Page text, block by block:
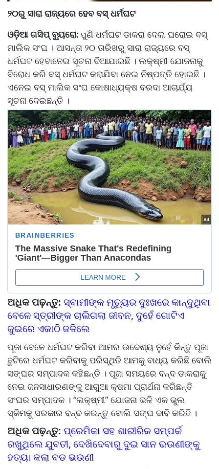
୨୦ରୁ ସାରା ରାଜ୍ୟରେ ହେବ ବସ୍‌ ଧର୍ମଘଟ
ଓଡ଼ିଆ ଗସିପ୍ ବ୍ୟୁରୋ: ପୁଣି ଧର୍ମଘଟ ଡାକରା ଦେଲା ଘରୋଇ ବସ୍‌
ମାଲିକ ସଂଘ । ଆସନ୍ତା ୨୦ ତାରିଖରୁ ସାରା ରାଜ୍ୟରେ ବସ୍‌
ଧର୍ମଘଟ ହେବାନେଇ ସୂଚନା ଦିଆଯାଇଛି । ଲକ୍ଷ୍ମୀ ଯୋଜନାକୁ
ବିରୋଧ କରି ବସ୍‌ ଧର୍ମଘଟ କରାଯିବା ନେଇ ନିଷ୍ପତ୍ତି ହୋଇଛି ।
ଏନେଇ ବସ୍‌ ମାଲିକ ସଂଘ କୋଷାଧ୍ୟକ୍ଷ ବରଦା ଆଚାର୍ଯ୍ୟ
ସୂଚନା ଦେଇଛନ୍ତି ।
ଅଧିକ ପଢ଼ନ୍ତୁ: ସ୍ବାମୀଙ୍କ ମୃତ୍ୟୁର ଦୁଃଖରେ କାନ୍ଦୁଥିବା
ବେଳେ ସ୍ତ୍ରୀଙ୍କ ଚାଲିଗଲା ଜୀବନ, ଦୁହେଁ ଗୋଟିଏ
ଜୁଇରେ ଏକାଠି ଜଳିଲେ
ପୂଜା ବେଳେ ଧର୍ମଘଟ କରିବା ଆମର ଉଦେଶ୍ୟ ନୁହେଁ କିନ୍ତୁ ପୂଜା
ଛୁଟିରେ ଧର୍ମଘଟ କରିବାକୁ ପରିସ୍ଥିତି ଆମକୁ ବାଧ୍ୟ କରିଛି ବୋଲି
ସଙ୍ଘର ସମ୍ପାଦକ କହିଛନ୍ତି । ପୂଜା ସମୟରେ ବନ୍ଦ ଡାକରାକୁ
ନେଇ ଜନସାଧାରଣଙ୍କୁ ଆଗୁଆ କ୍ଷମା ପ୍ରାର୍ଥନା କରିଛନ୍ତି
ସଂଘର ସମ୍ପାଦକ । “ଲକ୍ଷ୍ମୀ” ଯୋଜନା ଭଳି ଏକ ଭୁଲ
ସ୍କିମକୁ ସରକାର ବନ୍ଦ କରନ୍ତୁ ବୋଲି ସଙ୍ଘ ଦାବି କରିଛି ।
ଅଧିକ ପଢ଼ନ୍ତୁ: ପ୍ରେମିକା ସହ ଶାରୀରିକ ସମ୍ପର୍କ
ରଖୁଥିଲେ ଯୁବତୀ, ଦେଖିଦେବାରୁ ଦୁଇ ସାନ ଭଉଣୀଙ୍କୁ
ହତ୍ୟା କଲା ବଡ ଭଉଣୀ